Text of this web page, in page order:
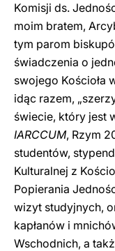
Komisji ds.
moim bratem,
tym parom
świadczenia o
swojego Kościoła
idąc razem,
świecie, który jest
IARCCUM, Rzym
studentów,
Kulturalnej z
Popierania
wizyt studyjnych,
kapłanów i
Wschodnich, a